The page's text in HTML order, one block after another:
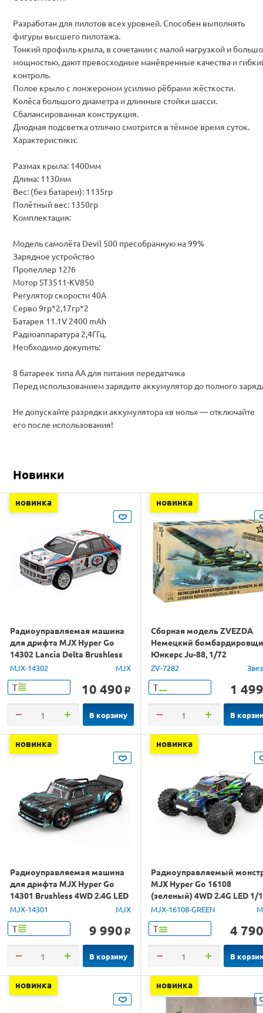
Разработан для пилотов всех уровней. Способен выполнять
фигуры высшего пилотажа.
Тонкий профиль крыла, в сочетании с малой нагрузкой и
мощностью, дают превосходные манёвренные качества и
контроль.
Полое крыло с лонжероном усилино рёбрами жёсткости.
Колёса большого диаметра и длинные стойки шасси.
Сбалансированная конструкция.
Диодная подсветка отлично смотрится в тёмное время суток.
Характеристики:
Размах крыла: 1400мм
Длина: 1130мм
Вес: (без батареи): 1135гр
Полётный вес: 1350гр
Комплектация:
Модель самолёта Devil 500 пресобранную на 99%
Зарядное устройство
Пропеллер 12?6
Мотор ST3511-KV850
Регулятор скорости 40A
Серво 9гр*2,17гр*2
Батарея 11.1V 2400 mAh
Радиоаппаратура 2,4ГГц.
Необходимо докупить:
8 батареек типа АА для питания передатчика
Перед использованием зарядите аккумулятор до полного
Не допускайте разрядки аккумулятора «в ноль» — отключайте
его после использования!
Новинки
новинка
Радиоуправляемая машина
для дрифта MJX Hyper Go
14302 Lancia Delta Brushless
4WD 2.4G LED 1/14 RTR
MJX-14302 MJX
Т 10 490 o
В корзину
новинка
Сборная модель ZVEZDA
Немецкий
Юнкерс Ju-88, 1/72
ZV-7282
Т 1 499
В
новинка
Радиоуправляемая машина
для дрифта MJX Hyper Go
14301 Brushless 4WD 2.4G LED
1/14 RTR
MJX-14301 MJX
Т 9 990 o
В корзину
новинка
Радиоуправляемый
MJX Hyper Go 16108
(зеленый) 4WD 2.4G LED 1/
RTR
MJX-16108-GREEN
Т 4 790
В
новинка новинка